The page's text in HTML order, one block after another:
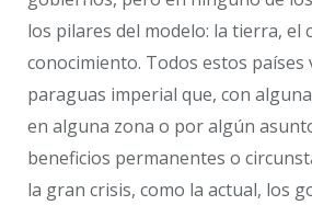
los pilares del modelo: la tierra, el
conocimiento. Todos estos países
paraguas imperial que, con
en alguna zona o por algún
beneficios permanentes o
la gran crisis, como la actual, los